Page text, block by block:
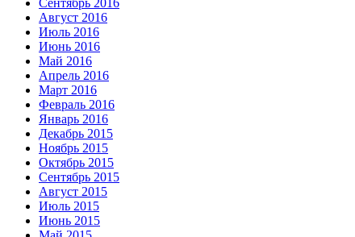
Август 2016
Июль 2016
Июнь 2016
Май 2016
Апрель 2016
Март 2016
Февраль 2016
Январь 2016
Декабрь 2015
Ноябрь 2015
Октябрь 2015
Сентябрь 2015
Август 2015
Июль 2015
Июнь 2015